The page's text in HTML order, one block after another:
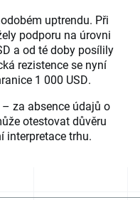
uptrendu. Při
podporu na úrovni
a od té doby posílily
rezistence se nyní
1 000 USD.
za absence údajů o
otestovat důvěru
interpretace trhu.